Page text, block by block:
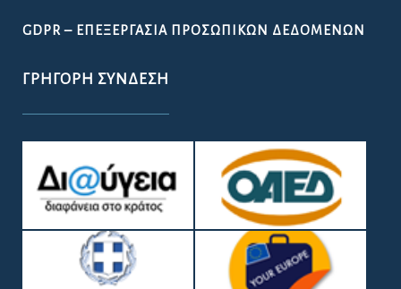
GDPR – ΕΠΕΞΕΡΓΑΣΙΑ ΠΡΟΣΩΠΙΚΩΝ ΔΕΔΟΜΕΝΩΝ
ΓΡΉΓΟΡΗ ΣΎΝΔΕΣΗ